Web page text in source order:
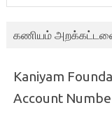
கணியம்
Kaniyam
Account